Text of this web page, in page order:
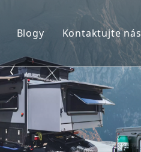
Blogy Kontaktujte nás